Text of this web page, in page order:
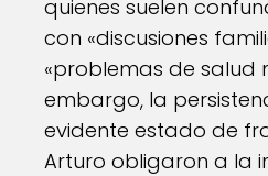
quienes suelen
con «discusiones
«problemas de salud
embargo, la
evidente estado de
Arturo obligaron a la